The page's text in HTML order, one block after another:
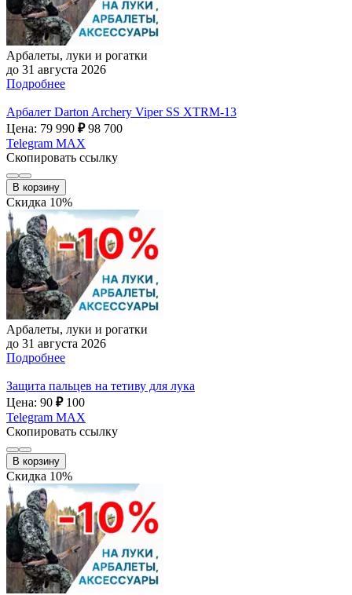
Арбалеты, луки и рогатки
до 31 августа 2026
Подробнее
Арбалет Darton Archery Viper SS XTRM-13
Цена: 79 990 ₽ 98 700
Telegram MAX
Скопировать ссылку
В корзину
Скидка 10%
Арбалеты, луки и рогатки
до 31 августа 2026
Подробнее
Защита пальцев на тетиву для лука
Цена: 90 ₽ 100
Telegram MAX
Скопировать ссылку
В корзину
Скидка 10%